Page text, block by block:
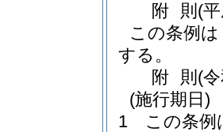
附 則 (
この条例
する。
附 則 (
(施行期日)
1
この条例